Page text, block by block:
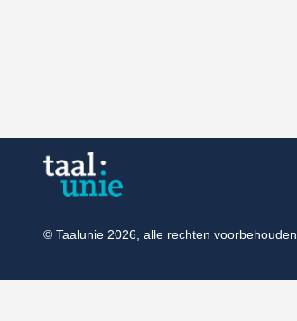
© Taalunie 2026, alle rechten voorbehouden.